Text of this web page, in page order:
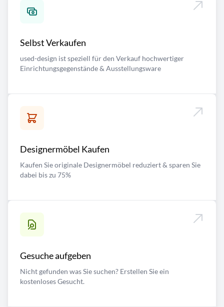
Selbst Verkaufen
used-design ist speziell für den Verkauf hochwertiger
Einrichtungsgegenstände & Ausstellungsware
Designermöbel Kaufen
Kaufen Sie originale Designermöbel reduziert & sparen Sie
dabei bis zu 75%
Gesuche aufgeben
Nicht gefunden was Sie suchen? Erstellen Sie ein
kostenloses Gesucht.